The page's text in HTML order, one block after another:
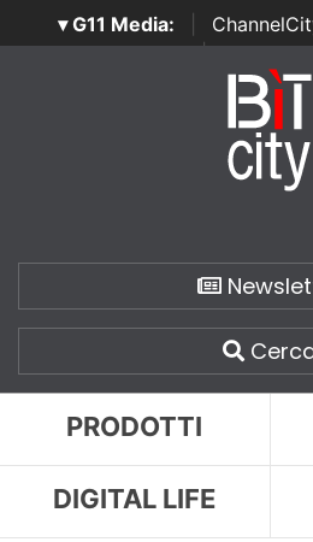
▾ G11 Media:
SecurityOpenLab | Italian
Italian
PRODOTTI
DIGITAL LIFE